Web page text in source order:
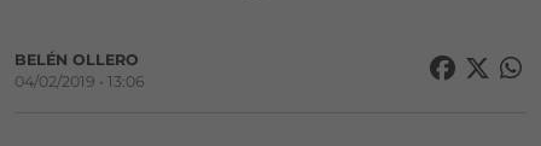
BELÉN OLLERO
04/02/2019 • 13:06